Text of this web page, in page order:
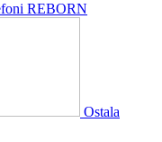
REBORN
Ostala